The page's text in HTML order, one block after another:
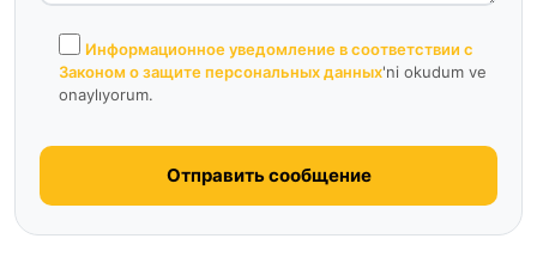
Информационное уведомление в соответствии с
Законом о защите персональных данных'ni okudum ve
onaylıyorum.